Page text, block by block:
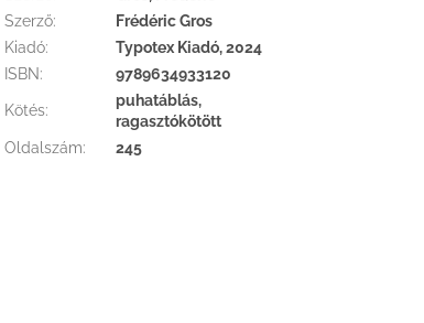
Szerző:
Frédéric Gros
Kiadó:
Typotex Kiadó, 2024
ISBN: 9789634933120
Kötés:
puhatáblás,
ragasztókötött
Oldalszám: 245